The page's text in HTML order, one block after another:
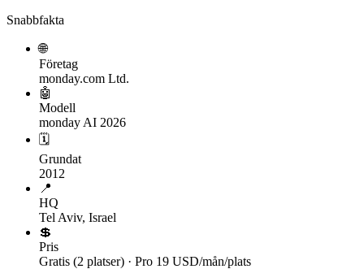
Snabbfakta
🌐
Företag
monday.com Ltd.
🤖
Modell
monday AI 2026
🗓
Grundat
2012
📍
HQ
Tel Aviv, Israel
💲
Pris
Gratis (2 platser) · Pro 19 USD/mån/plats